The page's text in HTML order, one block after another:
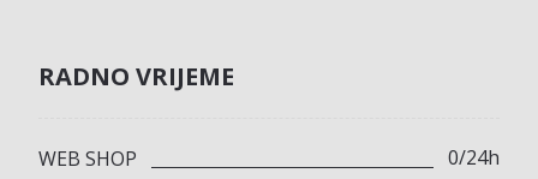
RADNO VRIJEME
WEB SHOP
0/24h